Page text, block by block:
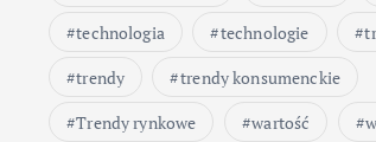
technologia
technologie
trendy
trendy konsumenckie
Trendy rynkowe
wartość